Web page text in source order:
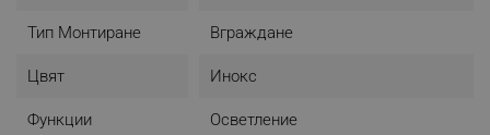
Тип Монтиране Вграждане
Цвят Инокс
Функции Осветление